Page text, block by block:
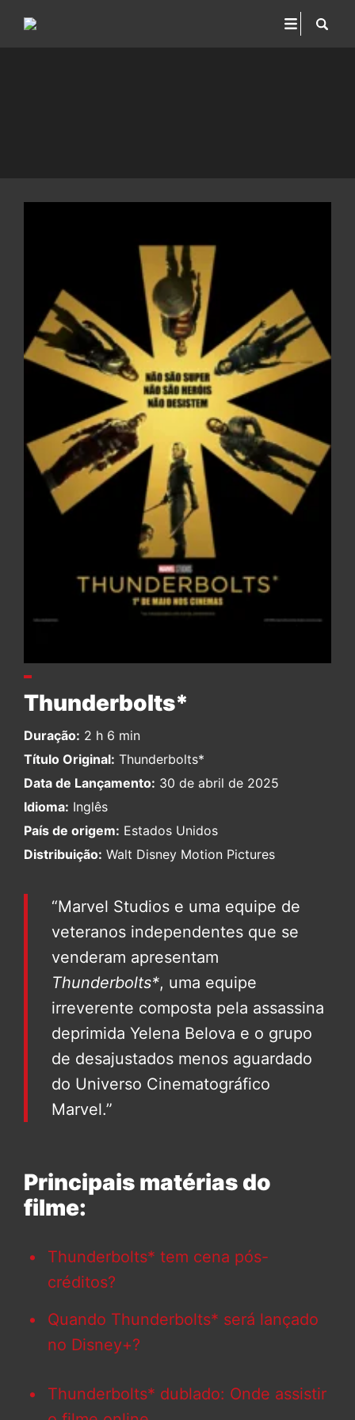
Thunderbolts*
Duração: 2 h 6 min
Título Original: Thunderbolts*
Data de Lançamento: 30 de abril de 2025
Idioma: Inglês
País de origem: Estados Unidos
Distribuição: Walt Disney Motion Pictures
“Marvel Studios e uma equipe de
veteranos independentes que se
venderam apresentam
Thunderbolts*, uma equipe
irreverente composta pela assassina
deprimida Yelena Belova e o grupo
de desajustados menos aguardado
do Universo Cinematográfico
Marvel.”
Principais matérias do
filme:
Thunderbolts* tem cena pós-
créditos?
Quando Thunderbolts* será lançado
no Disney+?
Thunderbolts* dublado: Onde assistir